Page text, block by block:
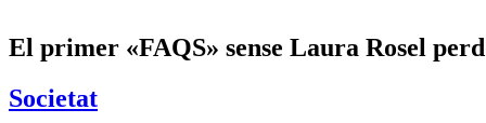
​El primer «FAQS» sense Laura Rosel
Societat